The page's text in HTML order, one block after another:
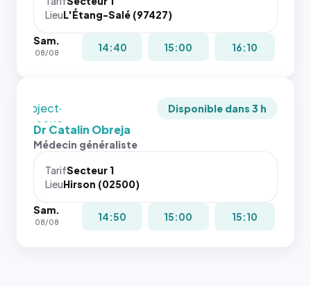
LieuL'Étang-Salé (97427)
Sam.
08/08 14:40 15:00 16:10
toutes les
puisque la
`object-
fit: cover`.
Sans ces
navigateur
pas la
place, et
Disponible dans 3 h
Dr Catalin Obreja
Médecin généraliste
TarifSecteur 1
LieuHirson (02500)
Sam.
08/08 14:50 15:00 15:10